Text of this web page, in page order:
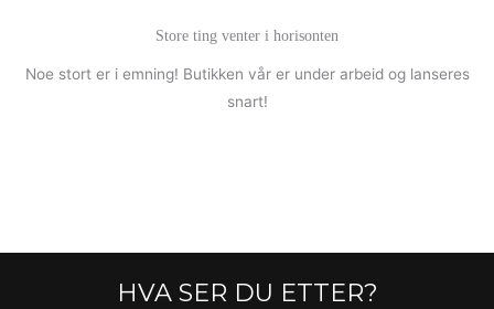
Store ting venter i horisonten
Noe stort er i emning! Butikken vår er under arbeid og lanseres
snart!
HVA SER DU ETTER?